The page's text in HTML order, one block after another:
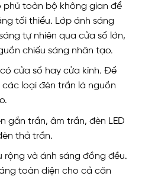
phủ toàn bộ không gian để
tối thiểu. Lớp ánh sáng
tự nhiên qua cửa sổ lớn,
chiếu sáng nhân tạo.
cửa sổ hay cửa kính. Để
loại đèn trần là nguồn
gắn trần, âm trần, đèn LED
thả trần.
rộng và ánh sáng đồng đều.
toàn diện cho cả căn